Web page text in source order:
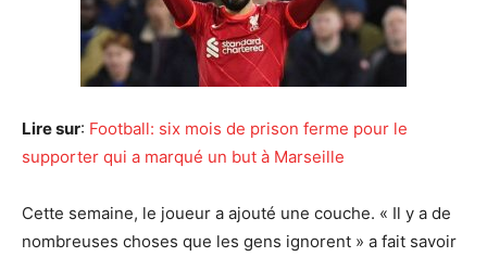
Lire sur: Football: six mois de prison ferme pour le
supporter qui a marqué un but à Marseille
Cette semaine, le joueur a ajouté une couche. « Il y a de
nombreuses choses que les gens ignorent » a fait savoir